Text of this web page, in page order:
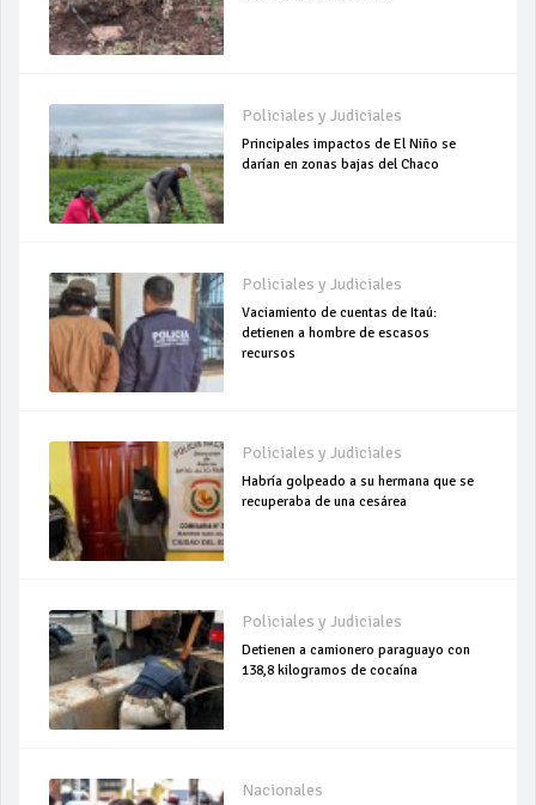
Policiales y Judiciales
Principales impactos de El Niño se
darían en zonas bajas del Chaco
Policiales y Judiciales
Vaciamiento de cuentas de Itaú:
detienen a hombre de escasos
recursos
Policiales y Judiciales
Habría golpeado a su hermana que se
recuperaba de una cesárea
Policiales y Judiciales
Detienen a camionero paraguayo con
138,8 kilogramos de cocaína
Nacionales